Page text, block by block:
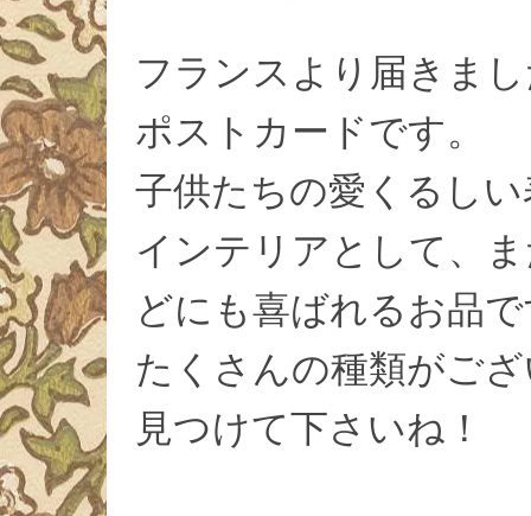
フランスより届きま
ポストカードです。
子供たちの愛くるし
インテリアとして、
どにも喜ばれるお品
たくさんの種類がご
見つけて下さいね！